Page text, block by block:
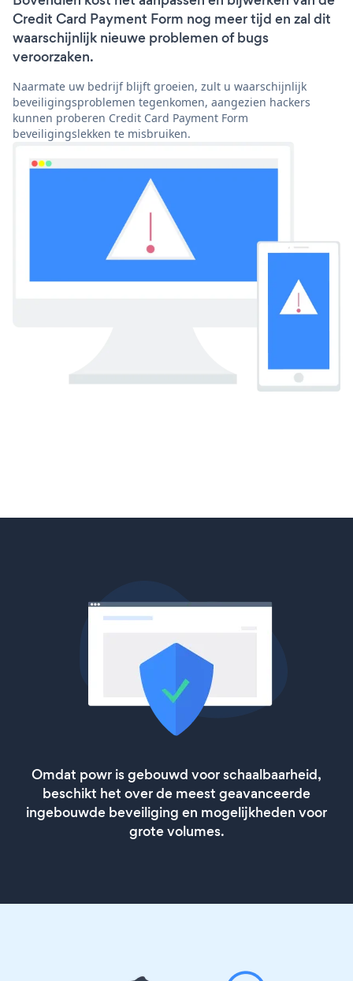
Credit Card Payment Form nog meer tijd en zal dit
waarschijnlijk nieuwe problemen of bugs
veroorzaken.
Naarmate uw bedrijf blijft groeien, zult u waarschijnlijk
beveiligingsproblemen tegenkomen, aangezien hackers
kunnen proberen Credit Card Payment Form
beveiligingslekken te misbruiken.
Omdat powr is gebouwd voor schaalbaarheid,
beschikt het over de meest geavanceerde
ingebouwde beveiliging en mogelijkheden voor
grote volumes.